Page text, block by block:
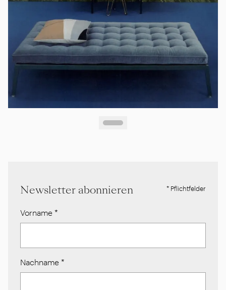
Newsletter abonnieren * Pflichtfelder
Vorname *
Nachname *